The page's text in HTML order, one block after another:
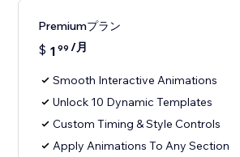
Premiumプラン
$ 1 99 /月
Smooth Interactive Animations
Unlock 10 Dynamic Templates
Custom Timing & Style Controls
Apply Animations To Any Section